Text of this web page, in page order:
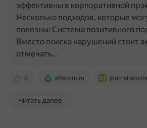
0 effecom.ru
эффективны в корпоративной
Несколько подходов, которые
полезны: Система позитивного
Вместо поиска нарушений стоит
отмечать…
Читать далее